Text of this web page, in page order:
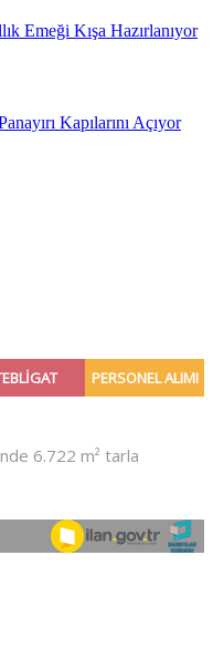
Emeği Kışa Hazırlanıyor
Kapılarını Açıyor